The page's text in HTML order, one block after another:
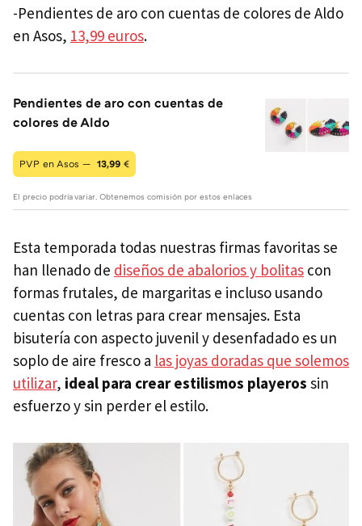
-Pendientes de aro con cuentas de colores de Aldo
en Asos, 13,99 euros.
Pendientes de aro con cuentas de
colores de Aldo
PVP en Asos — 13,99 €
El precio podría variar. Obtenemos comisión por estos enlaces
Esta temporada todas nuestras firmas favoritas se
han llenado de diseños de abalorios y bolitas con
formas frutales, de margaritas e incluso usando
cuentas con letras para crear mensajes. Esta
bisutería con aspecto juvenil y desenfadado es un
soplo de aire fresco a las joyas doradas que solemos
utilizar, ideal para crear estilismos playeros sin
esfuerzo y sin perder el estilo.